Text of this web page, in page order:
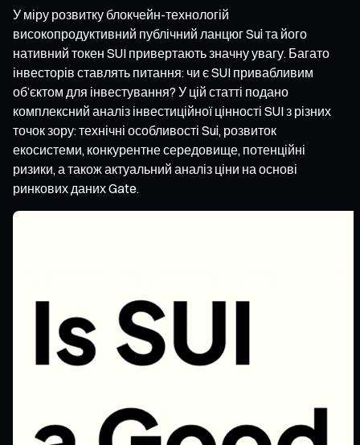
У міру розвитку блокчейн-технологій
високопродуктивний публічний ланцюг Sui та його
нативний токен SUI привертають значну увагу. Багато
інвесторів ставлять питання: чи є SUI привабливим
об’єктом для інвестування? У цій статті подано
комплексний аналіз інвестиційної цінності SUI з різних
точок зору: технічні особливості Sui, розвиток
екосистеми, конкурентне середовище, потенційні
ризики, а також актуальний аналіз ціни на основі
ринкових даних Gate.